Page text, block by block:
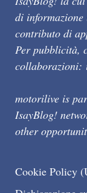
di informazione
contributo di
Per pubblicità,
collaborazioni:
motorilive is
IsayBlog!
other
Cookie Policy